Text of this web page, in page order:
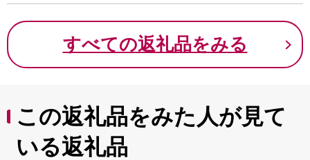
すべての返礼品をみる
この返礼品をみた人が見て
いる返礼品